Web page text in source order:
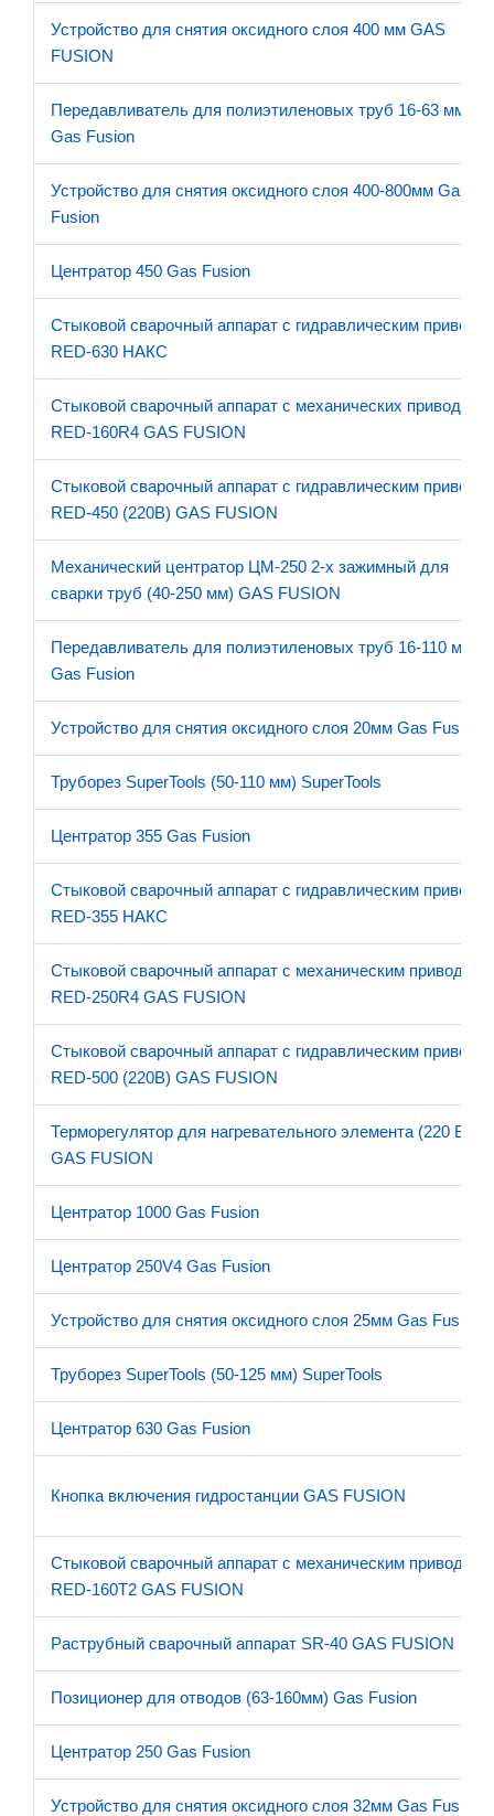
Устройство для снятия оксидного слоя 400 мм GAS
FUSION
Передавливатель для полиэтиленовых труб 16-63 мм
Gas Fusion
Устройство для снятия оксидного слоя 400-800мм Gas
Fusion
Центратор 450 Gas Fusion
Стыковой сварочный аппарат с гидравлическим
RED-630 НАКС
Стыковой сварочный аппарат с механических приводом
RED-160R4 GAS FUSION
Стыковой сварочный аппарат с гидравлическим
RED-450 (220В) GAS FUSION
Механический центратор ЦМ-250 2-х зажимный для
сварки труб (40-250 мм) GAS FUSION
Передавливатель для полиэтиленовых труб 16-110 мм
Gas Fusion
Устройство для снятия оксидного слоя 20мм Gas Fusion
Труборез SuperTools (50-110 мм) SuperTools
Центратор 355 Gas Fusion
Стыковой сварочный аппарат с гидравлическим
RED-355 НАКС
Стыковой сварочный аппарат с механическим приводом
RED-250R4 GAS FUSION
Стыковой сварочный аппарат с гидравлическим
RED-500 (220В) GAS FUSION
Терморегулятор для нагревательного элемента (220 В)
GAS FUSION
Центратор 1000 Gas Fusion
Центратор 250V4 Gas Fusion
Устройство для снятия оксидного слоя 25мм Gas Fusion
Труборез SuperTools (50-125 мм) SuperTools
Центратор 630 Gas Fusion
Кнопка включения гидростанции GAS FUSION
Стыковой сварочный аппарат с механическим приводом
RED-160T2 GAS FUSION
Раструбный сварочный аппарат SR-40 GAS FUSION
Позиционер для отводов (63-160мм) Gas Fusion
Центратор 250 Gas Fusion
Устройство для снятия оксидного слоя 32мм Gas Fusion